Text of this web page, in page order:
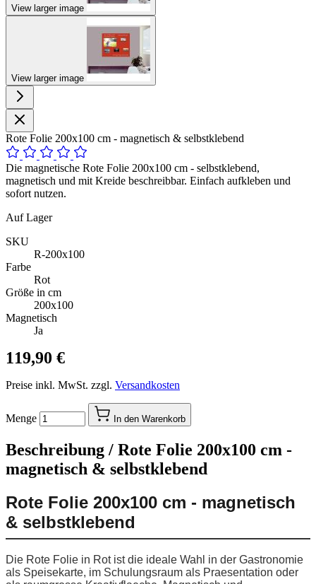
View larger image
View larger image
Rote Folie 200x100 cm - magnetisch & selbstklebend
Die magnetische Rote Folie 200x100 cm - selbstklebend,
magnetisch und mit Kreide beschreibbar. Einfach aufkleben und
sofort nutzen.
Auf Lager
SKU
R-200x100
Farbe
Rot
Größe in cm
200x100
Magnetisch
Ja
119,90 €
Preise inkl. MwSt. zzgl. Versandkosten
Menge In den Warenkorb
Beschreibung / Rote Folie 200x100 cm -
magnetisch & selbstklebend
Rote Folie 200x100 cm - magnetisch
& selbstklebend
Die Rote Folie in Rot ist die ideale Wahl in der Gastronomie
als Speisekarte, im Schulungsraum als Praesentation oder